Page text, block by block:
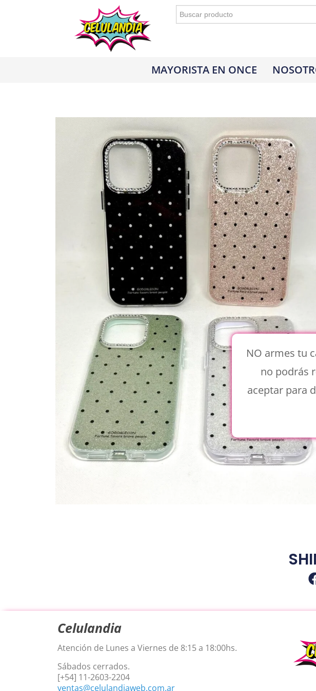
Buscar:
MAYORISTA EN ONCE
Celulandia
Atención de Lunes a Viernes de 8:15 a 18:00hs.
Sábados cerrados.
[+54] 11-2603-2204
ventas@celulandiaweb.com.ar
NO armes tu
no podrás
aceptar para